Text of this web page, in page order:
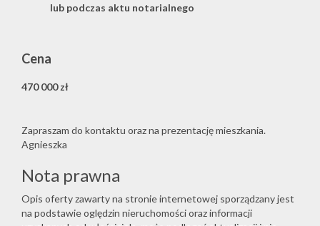
lub podczas aktu notarialnego
Cena
470 000 zł
Zapraszam do kontaktu oraz na prezentację mieszkania.
Agnieszka
Nota prawna
Opis oferty zawarty na stronie internetowej sporządzany jest
na podstawie oględzin nieruchomości oraz informacji